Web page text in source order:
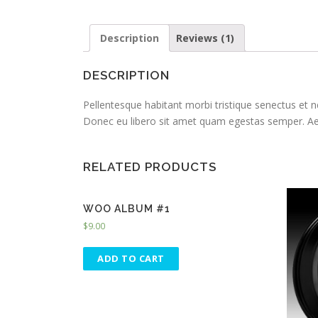
Description Reviews (1)
DESCRIPTION
Pellentesque habitant morbi tristique senectus et
Donec eu libero sit amet quam egestas semper.
RELATED PRODUCTS
WOO ALBUM #1
$9.00
ADD TO CART